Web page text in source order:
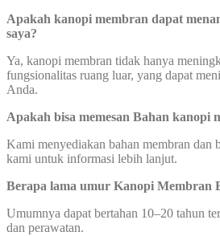
Apakah kanopi membran dapat
saya?
Ya, kanopi membran tidak hanya
fungsionalitas ruang luar, yang dapat
Anda.
Apakah bisa memesan Bahan kanopi
Kami menyediakan bahan membran dan
kami untuk informasi lebih lanjut.
Berapa lama umur Kanopi Membran
Umumnya dapat bertahan 10–20 tahun
dan perawatan.